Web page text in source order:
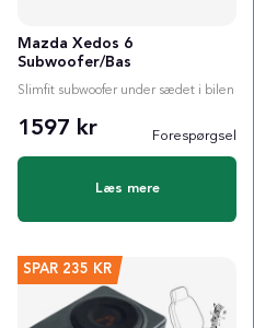
Mazda Xedos 6
Subwoofer/Bas
Slimfit subwoofer under sædet i bilen
1597 kr Forespørgsel
Læs mere
SPAR 235 KR